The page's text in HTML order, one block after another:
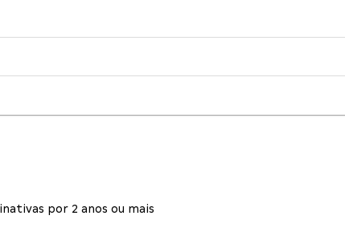
por 2 anos ou mais